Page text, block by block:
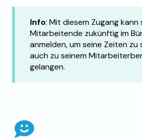
Info: Mit diesem Zugang kann
Mitarbeitende zukünftig im
anmelden, um seine Zeiten
auch zu seinem
gelangen.